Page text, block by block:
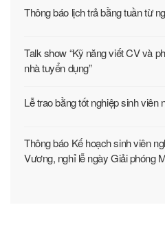
Thông báo lịch trả bằng tuần từ
Talk show “Kỹ năng viết CV và
nhà tuyển dụng”
Lễ trao bằng tốt nghiệp sinh viên
Thông báo Kế hoạch sinh viên
Vương, nghỉ lễ ngày Giải phóng